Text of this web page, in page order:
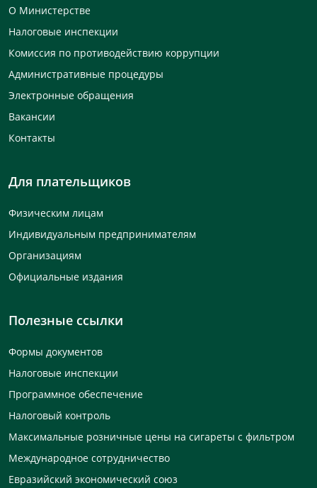
О Министерстве
Налоговые инспекции
Комиссия по противодействию коррупции
Административные процедуры
Электронные обращения
Вакансии
Контакты
Для плательщиков
Физическим лицам
Индивидуальным предпринимателям
Организациям
Официальные издания
Полезные ссылки
Формы документов
Налоговые инспекции
Программное обеспечение
Налоговый контроль
Максимальные розничные цены на сигареты с фильтром
Международное сотрудничество
Евразийский экономический союз